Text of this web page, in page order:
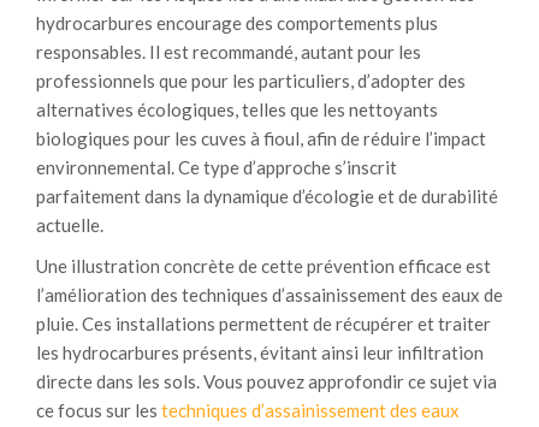
hydrocarbures encourage des comportements plus
responsables. Il est recommandé, autant pour les
professionnels que pour les particuliers, d’adopter des
alternatives écologiques, telles que les nettoyants
biologiques pour les cuves à fioul, afin de réduire l’impact
environnemental. Ce type d’approche s’inscrit
parfaitement dans la dynamique d’écologie et de durabilité
actuelle.
Une illustration concrète de cette prévention efficace est
l’amélioration des techniques d’assainissement des eaux de
pluie. Ces installations permettent de récupérer et traiter
les hydrocarbures présents, évitant ainsi leur infiltration
directe dans les sols. Vous pouvez approfondir ce sujet via
ce focus sur les techniques d’assainissement des eaux